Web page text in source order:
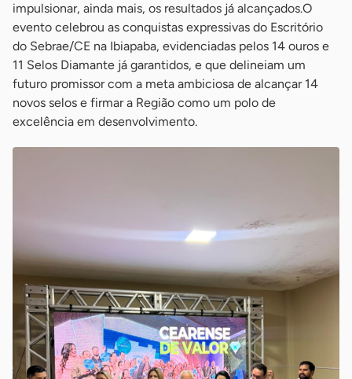
impulsionar, ainda mais, os resultados já alcançados.O
evento celebrou as conquistas expressivas do Escritório
do Sebrae/CE na Ibiapaba, evidenciadas pelos 14 ouros e
11 Selos Diamante já garantidos, e que delineiam um
futuro promissor com a meta ambiciosa de alcançar 14
novos selos e firmar a Região como um polo de
excelência em desenvolvimento.